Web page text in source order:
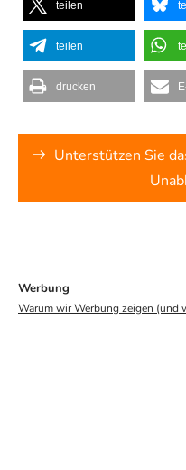
teilen
teilen
drucken
Unterstützen Sie
Werbung
Warum wir Werbung zeigen (und